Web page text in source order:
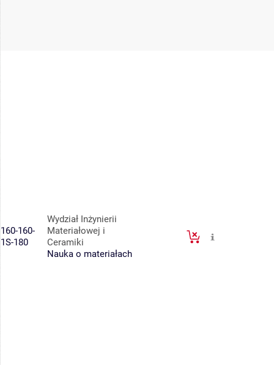
160-160-
1S-180
Wydział Inżynierii
Materiałowej i
Ceramiki
Nauka o materiałach